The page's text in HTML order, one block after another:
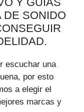
DE SONIDO
escuchar una
por esto
a elegir el
marcas y